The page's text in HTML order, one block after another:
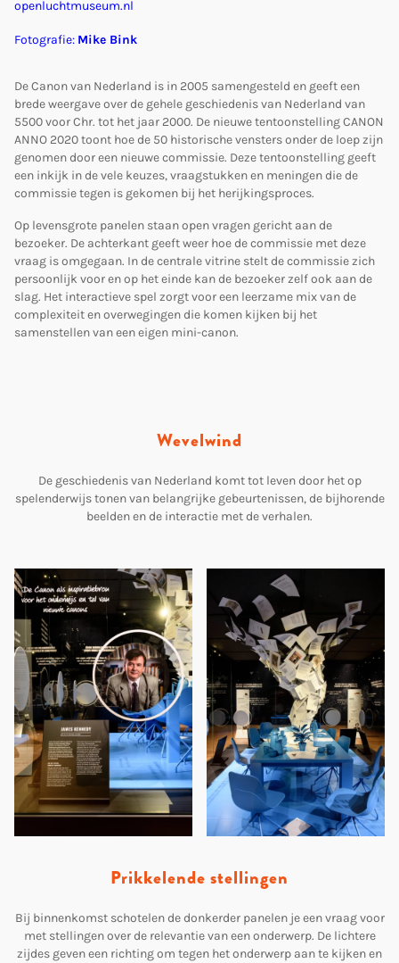
De Canon van Nederland is in 2005 samengesteld en geeft een
brede weergave over de gehele geschiedenis van Nederland van
5500 voor Chr. tot het jaar 2000. De nieuwe tentoonstelling CANON
ANNO 2020 toont hoe de 50 historische vensters onder de loep zijn
genomen door een nieuwe commissie. Deze tentoonstelling geeft
een inkijk in de vele keuzes, vraagstukken en meningen die de
commissie tegen is gekomen bij het herijkingsproces.
Op levensgrote panelen staan open vragen gericht aan de
bezoeker. De achterkant geeft weer hoe de commissie met deze
vraag is omgegaan. In de centrale vitrine stelt de commissie zich
persoonlijk voor en op het einde kan de bezoeker zelf ook aan de
slag. Het interactieve spel zorgt voor een leerzame mix van de
complexiteit en overwegingen die komen kijken bij het
samenstellen van een eigen mini-canon.
openluchtmuseum.nl
Fotografie: Mike Bink
Wevelwind
De geschiedenis van Nederland komt tot leven door het op
spelenderwijs tonen van belangrijke gebeurtenissen, de bijhorende
beelden en de interactie met de verhalen.
Prikkelende stellingen
Bij binnenkomst schotelen de donkerder panelen je een vraag voor
met stellingen over de relevantie van een onderwerp. De lichtere
zijdes geven een richting om tegen het onderwerp aan te kijken en